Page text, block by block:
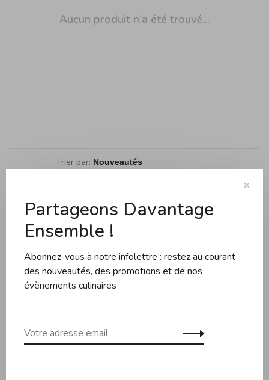
Aucun produit n'a été trouvé...
Trier par:
Cuisson
Couteaux et planches
Pâtisserie
Moments Gourmands
✕
Partageons Davantage
Ensemble !
Abonnez-vous à notre infolettre : restez au courant
des nouveautés, des promotions et de nos
évènements culinaires